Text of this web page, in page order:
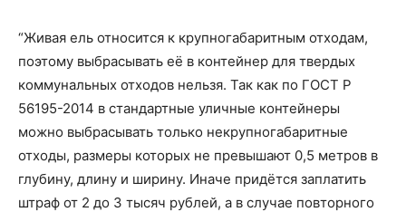
“Живая ель относится к крупногабаритным отходам,
поэтому выбрасывать её в контейнер для твердых
коммунальных отходов нельзя. Так как по ГОСТ Р
56195-2014 в стандартные уличные контейнеры
можно выбрасывать только некрупногабаритные
отходы, размеры которых не превышают 0,5 метров в
глубину, длину и ширину. Иначе придётся заплатить
штраф от 2 до 3 тысяч рублей, а в случае повторного